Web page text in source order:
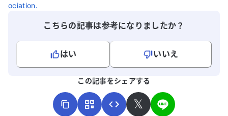
ociation.
こちらの記事は参考になりましたか？
はい
いいえ
この記事をシェアする
𝕏